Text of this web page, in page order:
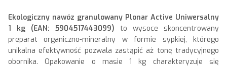
Ekologiczny nawóz granulowany Plonar Active Uniwersalny
1 kg (EAN: 5904517443099) to wysoce skoncentrowany
preparat organiczno-mineralny w formie sypkiej, którego
unikalna efektywność pozwala zastąpić aż tonę tradycyjnego
obornika. Opakowanie o masie 1 kg charakteryzuje się